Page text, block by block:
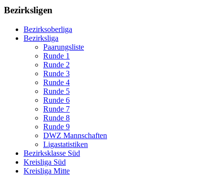
Bezirksligen
Bezirksoberliga
Bezirksliga
Paarungsliste
Runde 1
Runde 2
Runde 3
Runde 4
Runde 5
Runde 6
Runde 7
Runde 8
Runde 9
DWZ Mannschaften
Ligastatistiken
Bezirksklasse Süd
Kreisliga Süd
Kreisliga Mitte